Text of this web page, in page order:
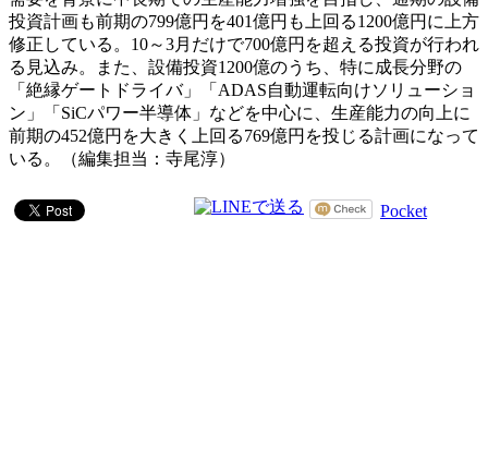
投資計画も前期の799億円を401億円も上回る1200億円に上方
修正している。10～3月だけで700億円を超える投資が行われ
る見込み。また、設備投資1200億のうち、特に成長分野の
「絶縁ゲートドライバ」「ADAS自動運転向けソリューショ
ン」「SiCパワー半導体」などを中心に、生産能力の向上に
前期の452億円を大きく上回る769億円を投じる計画になって
いる。（編集担当：寺尾淳）
Pocket